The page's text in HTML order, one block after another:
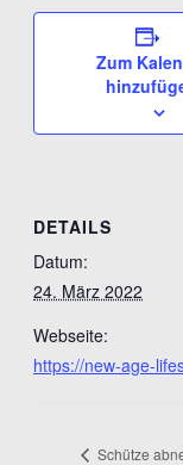
Zum
DETAILS
Datum:
24. März 2022
Webseite:
https://new-age-
Schütze